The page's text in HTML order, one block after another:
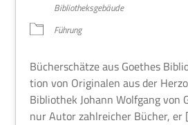
Bibliotheksgebäude
Füh­rung
Bücher­schätze aus Goe­thes
tion von Ori­gi­na­len aus der
Biblio­thek Johann Wolf­gang von
nur Autor zahl­rei­cher Bücher, er